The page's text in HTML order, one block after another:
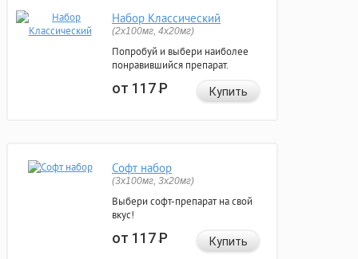
Набор Классический
(2x100мг, 4x20мг)
Попробуй и выбери наиболее
понравившийся препарат.
от 117Р Купить
Софт набор
(3x100мг, 3x20мг)
Выбери софт-препарат на свой
вкус!
от 117Р Купить